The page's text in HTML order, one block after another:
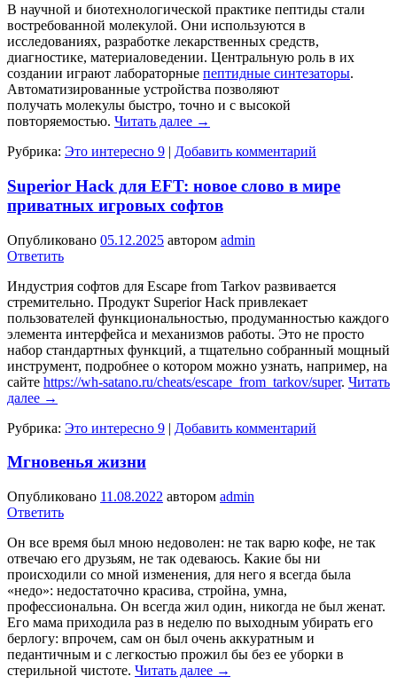
В научной и биотехнологической практике пептиды стали
востребованной молекулой. Они используются в
исследованиях, разработке лекарственных средств,
диагностике, материаловедении. Центральную роль в их
создании играют лабораторные пептидные синтезаторы.
Автоматизированные устройства позволяют
получать молекулы быстро, точно и с высокой
повторяемостью. Читать далее →
Рубрика: Это интересно 9 | Добавить комментарий
Superior Hack для EFT: новое слово в мире
приватных игровых софтов
Опубликовано 05.12.2025 автором admin
Ответить
Индустрия софтов для Escape from Tarkov развивается
стремительно. Продукт Superior Hack привлекает
пользователей функциональностью, продуманностью каждого
элемента интерфейса и механизмов работы. Это не просто
набор стандартных функций, а тщательно собранный мощный
инструмент, подробнее о котором можно узнать, например, на
сайте https://wh-satano.ru/cheats/escape_from_tarkov/super. Читать
далее →
Рубрика: Это интересно 9 | Добавить комментарий
Мгновенья жизни
Опубликовано 11.08.2022 автором admin
Ответить
Он все время был мною недоволен: не так варю кофе, не так
отвечаю его друзьям, не так одеваюсь. Какие бы ни
происходили со мной изменения, для него я всегда была
«недо»: недостаточно красива, стройна, умна,
профессиональна. Он всегда жил один, никогда не был женат.
Его мама приходила раз в неделю по выходным убирать его
берлогу: впрочем, сам он был очень аккуратным и
педантичным и с легкостью прожил бы без ее уборки в
стерильной чистоте. Читать далее →